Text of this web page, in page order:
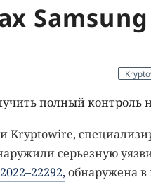
полный контроль
Kryptowire,
серьезную
обнаружена